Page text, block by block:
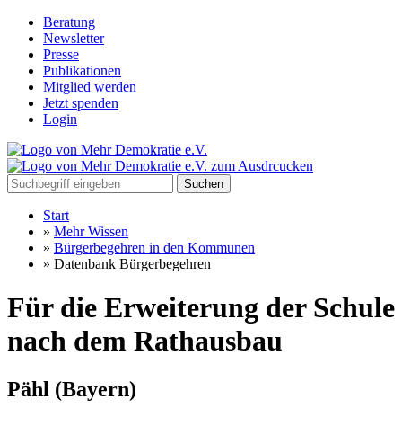
Beratung
Newsletter
Presse
Publikationen
Mitglied werden
Jetzt spenden
Login
Suchen
Start
» Mehr Wissen
» Bürgerbegehren in den Kommunen
» Datenbank Bürgerbegehren
Für die Erweiterung der Schule
nach dem Rathausbau
Pähl (Bayern)